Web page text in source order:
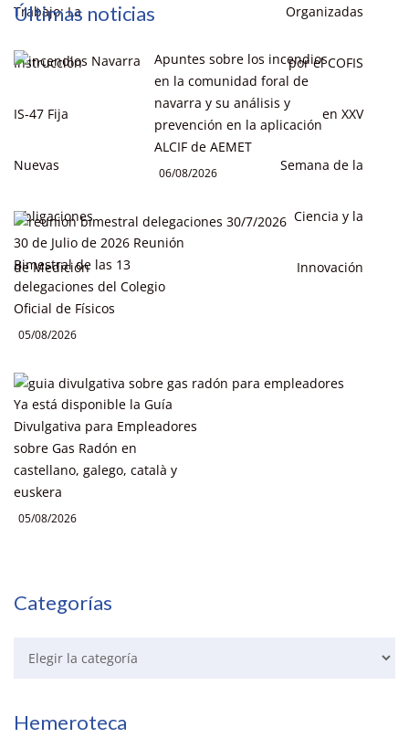
Últimas noticias
Apuntes sobre los incendios
en la comunidad foral de
navarra y su análisis y
prevención en la aplicación
ALCIF de AEMET
06/08/2026
30 de Julio de 2026 Reunión
Bimestral de las 13
delegaciones del Colegio
Oficial de Físicos
05/08/2026
Ya está disponible la Guía
Divulgativa para Empleadores
sobre Gas Radón en
castellano, galego, català y
euskera
05/08/2026
Categorías
Hemeroteca